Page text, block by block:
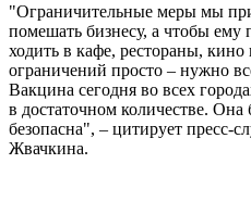
"Ограничительные меры мы
помешать бизнесу, а чтобы
ходить в кафе, рестораны,
ограничений просто – нужно
Вакцина сегодня во всех
в достаточном количестве. Она
безопасна", – цитирует пресс-
Жвачкина.